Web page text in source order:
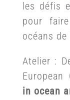
les défis
pour
océans de
Atelier :
European
in ocean